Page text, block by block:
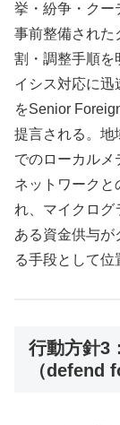
挙・紛争・クー
事前整備された
割・調整手順を
イシス対応に迅
をSenior
提言される。地
でのローカルメ
ネットワークと
れ、マイクログ
ある資金供与が
る手段として位
行動方針3
（defend